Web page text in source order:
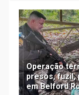
Operação
presos, fuzil,
em Belford